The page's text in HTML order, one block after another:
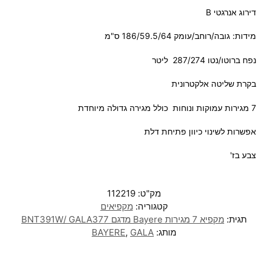
דירוג אנרגטי B
מידות: גובה/רוחב/עומק 186/59.5/64 ס"מ
נפח ברוטו/נטו 287/274 ליטר
בקרת שליטה אלקטרונית
7 מגירות עמוקות ונוחות כולל מגירה גדולה מיוחדת
אפשרות לשינוי כיוון פתיחת דלת
צבע בז'
מק"ט: 112219
קטגוריה: מקפיאים
תגית: מקפיא 7 מגירות Bayere מדגם BNT391W/ GALA377
מותג:
BAYERE, GALA